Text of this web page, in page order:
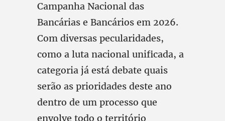
Campanha Nacional das
Bancárias e Bancários em 2026.
Com diversas pecularidades,
como a luta nacional unificada, a
categoria já está debate quais
serão as prioridades deste ano
dentro de um processo que
envolve todo o território